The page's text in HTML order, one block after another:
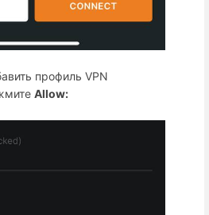
профиль VPN
Allow: